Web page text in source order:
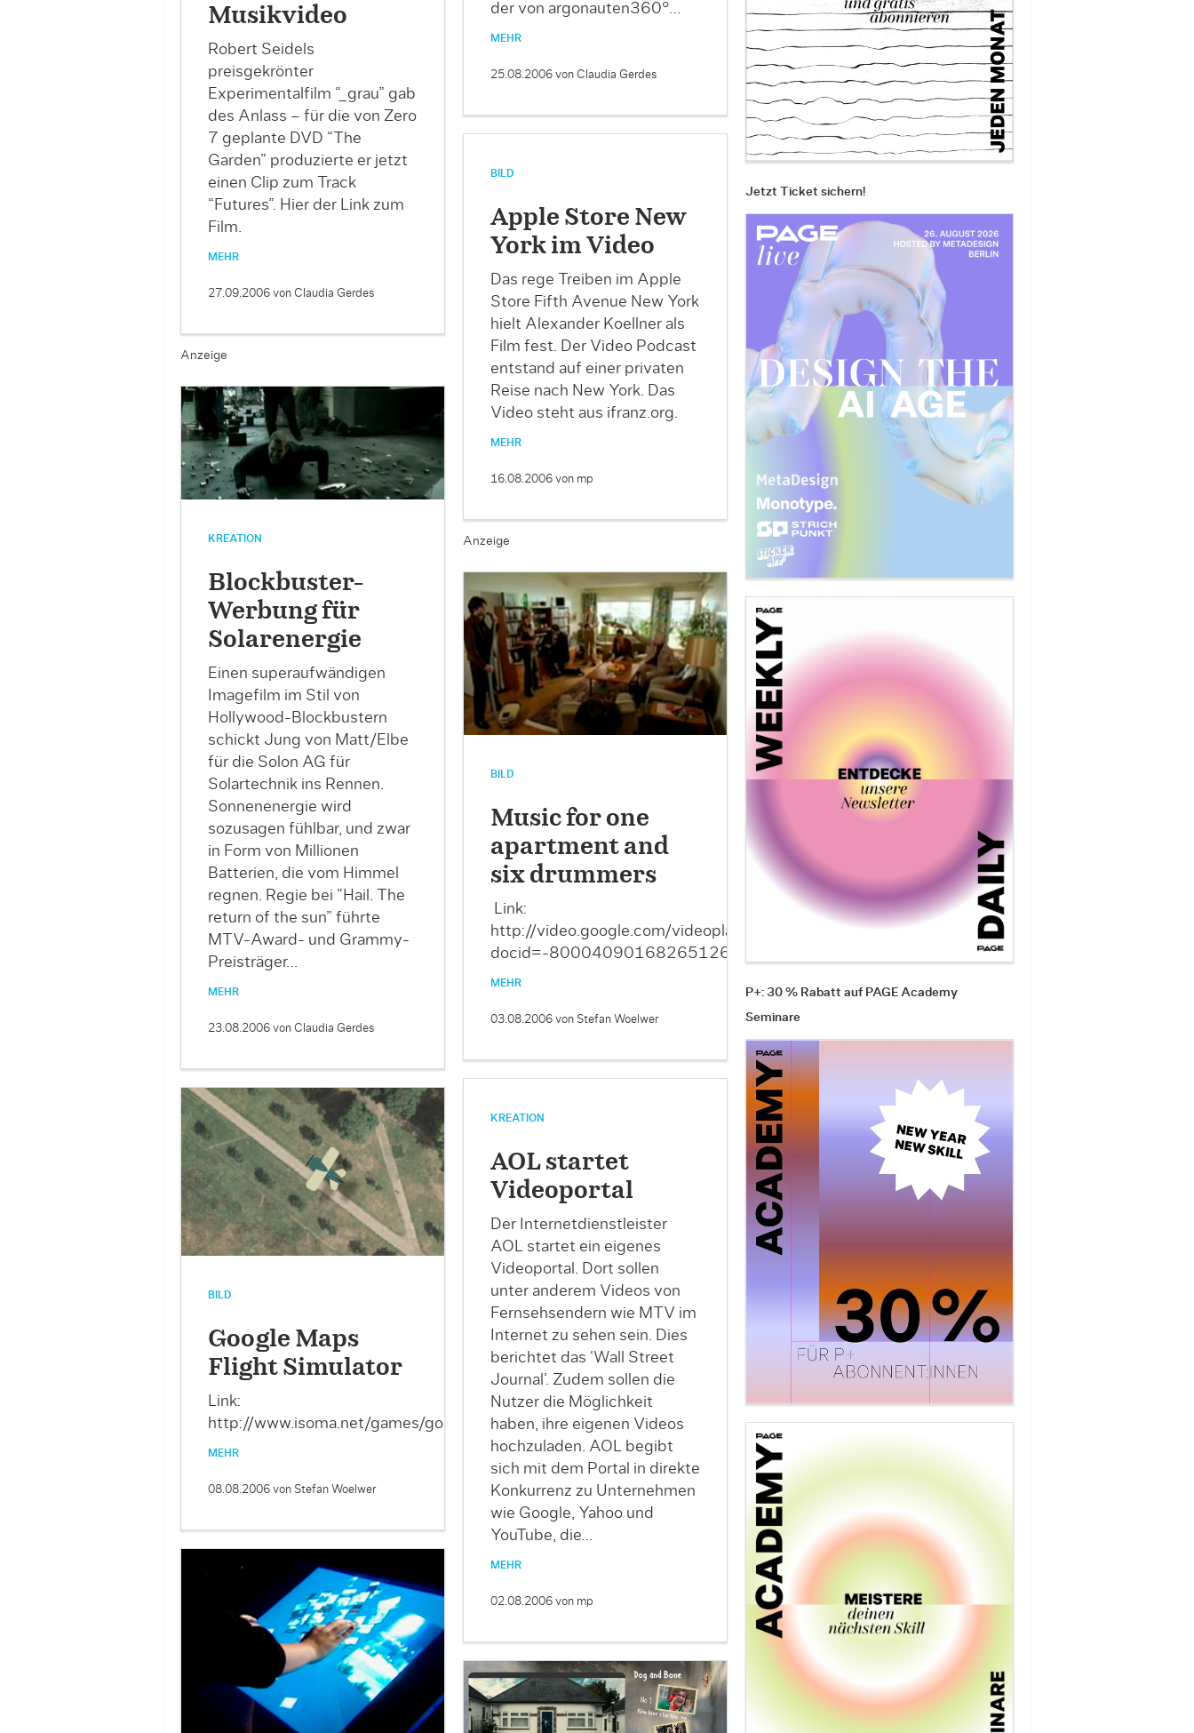
Musikvideo
Robert Seidels
preisgekrönter
Experimentalfilm “_grau” gab
des Anlass – für die von Zero
7 geplante DVD “The
Garden” produzierte er jetzt
einen Clip zum Track
“Futures”. Hier der Link zum
Film.
MEHR
27.09.2006 von Claudia Gerdes
Anzeige
der von argonauten360°…
MEHR
25.08.2006 von Claudia Gerdes
KREATION
Blockbuster-
Werbung für
Solarenergie
Einen superaufwändigen
Imagefilm im Stil von
Hollywood-Blockbustern
schickt Jung von Matt/Elbe
für die Solon AG für
Solartechnik ins Rennen.
Sonnenenergie wird
sozusagen fühlbar, und zwar
in Form von Millionen
Batterien, die vom Himmel
regnen. Regie bei “Hail. The
return of the sun” führte
MTV-Award- und Grammy-
Preisträger…
MEHR
23.08.2006 von Claudia Gerdes
BILD
Apple Store New
York im Video
Das rege Treiben im Apple
Store Fifth Avenue New York
hielt Alexander Koellner als
Film fest. Der Video Podcast
entstand auf einer privaten
Reise nach New York. Das
Video steht aus ifranz.org.
MEHR
16.08.2006 von mp
BILD
Google Maps
Flight Simulator
Link:
http://www.isoma.net/games/goggles.html
MEHR
08.08.2006 von Stefan Woelwer
Anzeige
BILD
Music for one
apartment and
six drummers
Link:
http://video.google.com/videoplay?
docid=-8000409016826512649
MEHR
03.08.2006 von Stefan Woelwer
KREATION
AOL startet
Videoportal
Der Internetdienstleister
AOL startet ein eigenes
Videoportal. Dort sollen
unter anderem Videos von
Fernsehsendern wie MTV im
Internet zu sehen sein. Dies
berichtet das ‘Wall Street
Journal’. Zudem sollen die
Nutzer die Möglichkeit
haben, ihre eigenen Videos
hochzuladen. AOL begibt
sich mit dem Portal in direkte
Konkurrenz zu Unternehmen
wie Google, Yahoo und
YouTube, die…
MEHR
02.08.2006 von mp
Jetzt Ticket sichern!
P+: 30 % Rabatt auf PAGE Academy
Seminare